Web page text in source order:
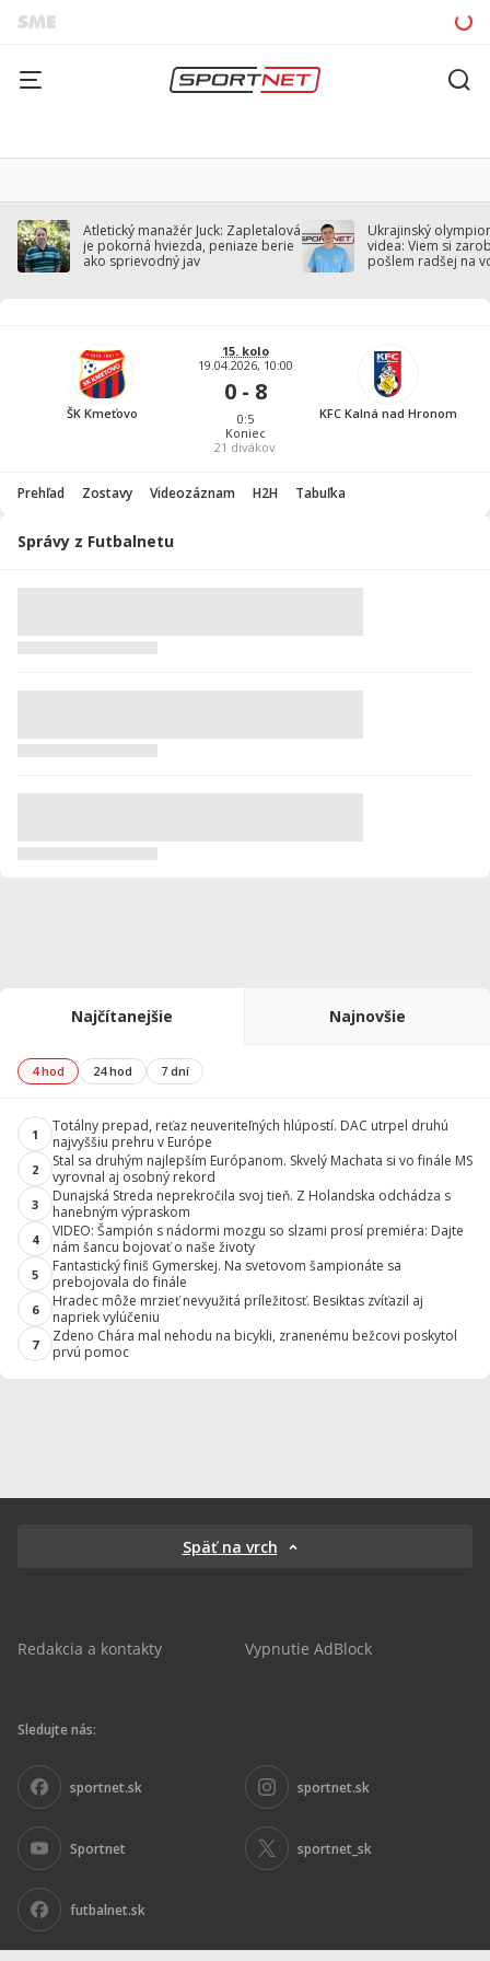
Atletický manažér Juck: Zapletalová
je pokorná hviezda, peniaze berie
ako sprievodný jav
Ukrajinský
videa: Viem si
pošlem radšej na
ŠK Kmeťovo
15. kolo
19.04.2026, 10:00
0 - 8
0:5
Koniec
21 divákov
KFC Kalná nad Hronom
Prehľad Zostavy Videozáznam H2H Tabuľka
Správy z Futbalnetu
Najčítanejšie Najnovšie
4 hod 24 hod 7 dní
1
Totálny prepad, reťaz neuveriteľných hlúpostí. DAC utrpel druhú
najvyššiu prehru v Európe
2
Stal sa druhým najlepším Európanom. Skvelý Machata si vo finále MS
vyrovnal aj osobný rekord
3
Dunajská Streda neprekročila svoj tieň. Z Holandska odchádza s
hanebným výpraskom
4
VIDEO: Šampión s nádormi mozgu so slzami prosí premiéra: Dajte
nám šancu bojovať o naše životy
5
Fantastický finiš Gymerskej. Na svetovom šampionáte sa
prebojovala do finále
6
Hradec môže mrzieť nevyužitá príležitosť. Besiktas zvíťazil aj
napriek vylúčeniu
7
Zdeno Chára mal nehodu na bicykli, zranenému bežcovi poskytol
prvú pomoc
Späť na vrch
Redakcia a kontakty Vypnutie AdBlock
Sledujte nás:
sportnet.sk sportnet.sk
Sportnet sportnet_sk
futbalnet.sk